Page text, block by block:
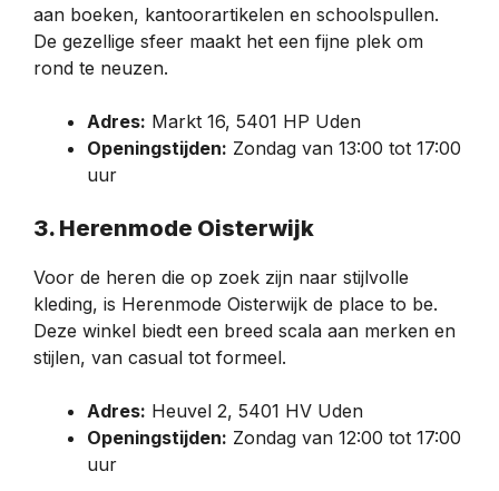
aan boeken, kantoorartikelen en schoolspullen.
De gezellige sfeer maakt het een fijne plek om
rond te neuzen.
Adres: Markt 16, 5401 HP Uden
Openingstijden: Zondag van 13:00 tot 17:00
uur
3. Herenmode Oisterwijk
Voor de heren die op zoek zijn naar stijlvolle
kleding, is Herenmode Oisterwijk de place to be.
Deze winkel biedt een breed scala aan merken en
stijlen, van casual tot formeel.
Adres: Heuvel 2, 5401 HV Uden
Openingstijden: Zondag van 12:00 tot 17:00
uur